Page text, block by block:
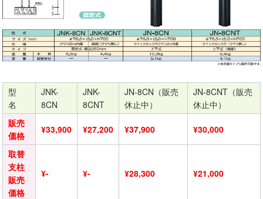
型
名
JNK-
8CN
JNK-
8CNT
JN-8CN（販売
休止中）
JN-8CNT（販売
休止中）
販売
価格
¥33,900 ¥27,200 ¥37,900 ¥30,000
取替
支柱
販売
価格
¥- ¥- ¥28,300 ¥21,000